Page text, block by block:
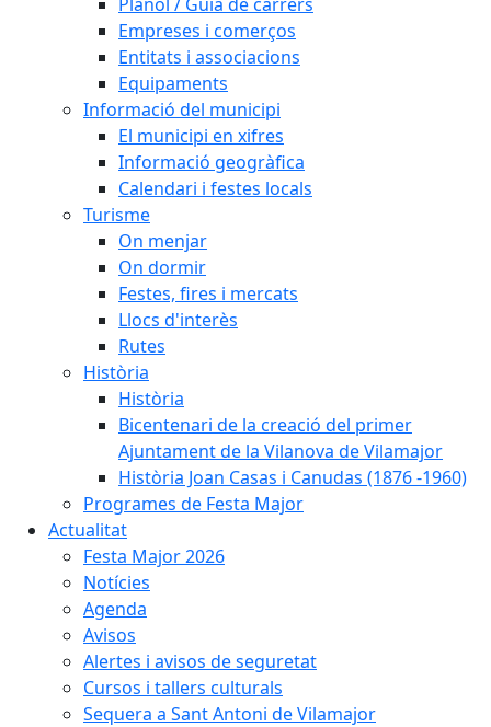
Empreses i comerços
Entitats i associacions
Equipaments
Informació del municipi
El municipi en xifres
Informació geogràfica
Calendari i festes locals
Turisme
On menjar
On dormir
Festes, fires i mercats
Llocs d'interès
Rutes
Història
Història
Bicentenari de la creació del primer
Ajuntament de la Vilanova de Vilamajor
Història Joan Casas i Canudas (1876 -1960)
Programes de Festa Major
Actualitat
Festa Major 2026
Notícies
Agenda
Avisos
Alertes i avisos de seguretat
Cursos i tallers culturals
Sequera a Sant Antoni de Vilamajor